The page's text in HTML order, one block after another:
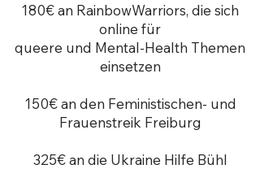
180€ an RainbowWarriors, die sich
online für
queere und Mental-Health Themen
einsetzen
150€ an den Feministischen- und
Frauenstreik Freiburg
325€ an die Ukraine Hilfe Bühl